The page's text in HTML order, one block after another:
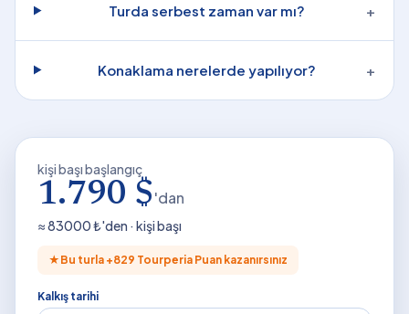
Turda serbest zaman var mı? +
Konaklama nerelerde yapılıyor? +
kişi başı başlangıç
1.790 $'dan
≈83000₺'den · kişi başı
★ Bu turla +829 Tourperia Puan kazanırsınız
Kalkış tarihi